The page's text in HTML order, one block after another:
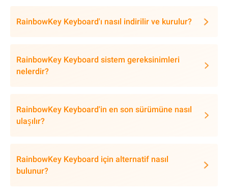
RainbowKey Keyboard'ı nasıl indirilir ve kurulur?
RainbowKey Keyboard sistem gereksinimleri
nelerdir?
RainbowKey Keyboard'in en son sürümüne nasıl
ulaşılır?
RainbowKey Keyboard için alternatif nasıl
bulunur?